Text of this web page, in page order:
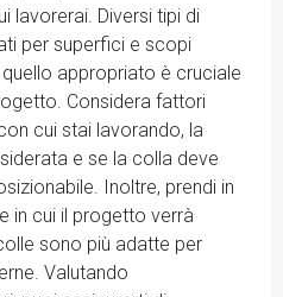
lavorerai. Diversi tipi di
per superfici e scopi
appropriato è cruciale
Considera fattori
cui stai lavorando, la
e se la colla deve
Inoltre, prendi in
in cui il progetto verrà
sono più adatte per
Valutando